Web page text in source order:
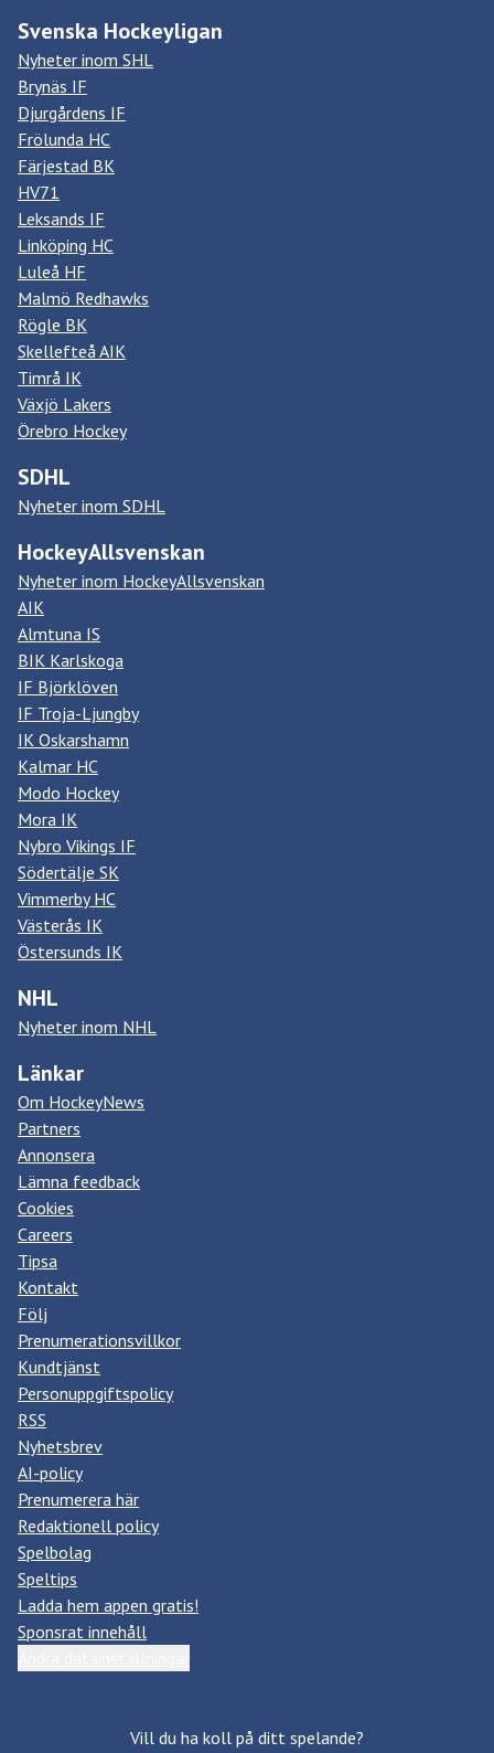
Svenska Hockeyligan
Nyheter inom SHL
Brynäs IF
Djurgårdens IF
Frölunda HC
Färjestad BK
HV71
Leksands IF
Linköping HC
Luleå HF
Malmö Redhawks
Rögle BK
Skellefteå AIK
Timrå IK
Växjö Lakers
Örebro Hockey
SDHL
Nyheter inom SDHL
HockeyAllsvenskan
Nyheter inom HockeyAllsvenskan
AIK
Almtuna IS
BIK Karlskoga
IF Björklöven
IF Troja-Ljungby
IK Oskarshamn
Kalmar HC
Modo Hockey
Mora IK
Nybro Vikings IF
Södertälje SK
Vimmerby HC
Västerås IK
Östersunds IK
NHL
Nyheter inom NHL
Länkar
Om HockeyNews
Partners
Annonsera
Lämna feedback
Cookies
Careers
Tipsa
Kontakt
Följ
Prenumerationsvillkor
Kundtjänst
Personuppgiftspolicy
RSS
Nyhetsbrev
AI-policy
Prenumerera här
Redaktionell policy
Spelbolag
Speltips
Ladda hem appen gratis!
Sponsrat innehåll
Vill du ha koll på ditt spelande?